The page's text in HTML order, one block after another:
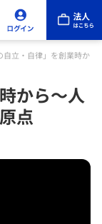
自立・自律」を創業時か
から～人
点